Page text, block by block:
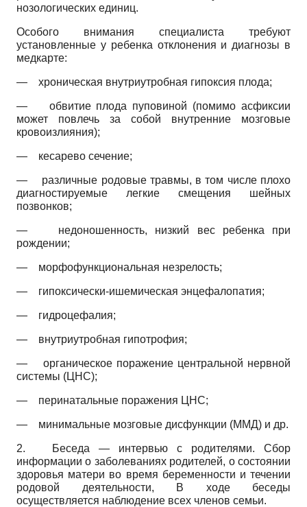
нозологических единиц.
Особого внимания специалиста требуют
установленные у ребенка отклонения и диагнозы в
медкарте:
— хроническая внутриутробная гипоксия плода;
— обвитие плода пуповиной (помимо асфиксии
может повлечь за собой внутренние мозговые
кровоизлияния);
— кесарево сечение;
— различные родовые травмы, в том числе плохо
диагностируемые легкие смещения шейных
позвонков;
— недоношенность, низкий вес ребенка при
рождении;
— морфофункциональная незрелость;
— гипоксически-ишемическая энцефалопатия;
— гидроцефалия;
— внутриутробная гипотрофия;
—органическое поражение центральной нервной
системы (ЦНС);
— перинатальные поражения ЦНС;
— минимальные мозговые дисфункции (ММД) и др.
2.
Беседа — интервью с родителями. Сбор
информации о заболеваниях родителей, о состоянии
здоровья матери во время беременности и течении
родовой деятельности, В ходе беседы
осуществляется наблюдение всех членов семьи.